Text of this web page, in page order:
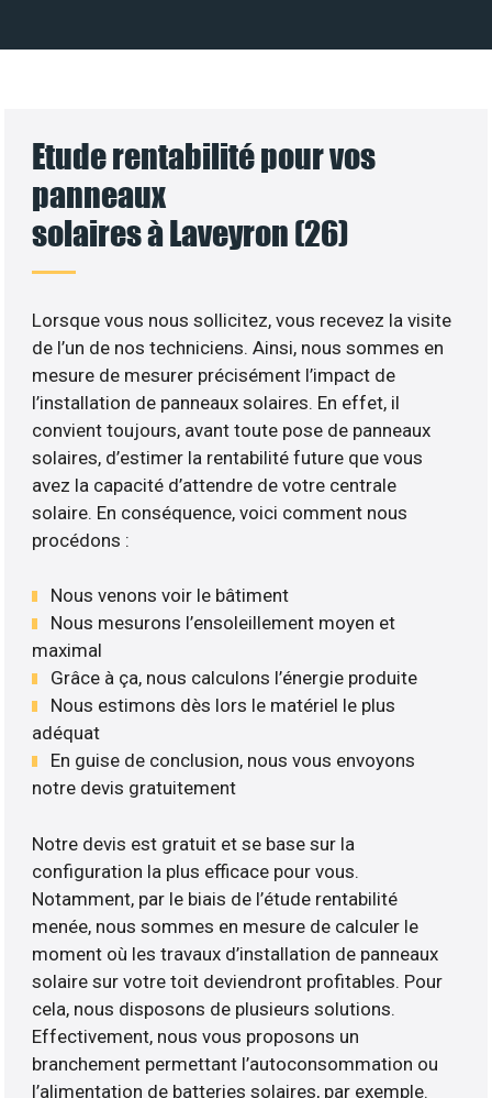
Etude rentabilité pour vos
panneaux
solaires à Laveyron (26)
Lorsque vous nous sollicitez, vous recevez la visite
de l’un de nos techniciens. Ainsi, nous sommes en
mesure de mesurer précisément l’impact de
l’installation de panneaux solaires. En effet, il
convient toujours, avant toute pose de panneaux
solaires, d’estimer la rentabilité future que vous
avez la capacité d’attendre de votre centrale
solaire. En conséquence, voici comment nous
procédons :
Nous venons voir le bâtiment
Nous mesurons l’ensoleillement moyen et
maximal
Grâce à ça, nous calculons l’énergie produite
Nous estimons dès lors le matériel le plus
adéquat
En guise de conclusion, nous vous envoyons
notre devis gratuitement
Notre devis est gratuit et se base sur la
configuration la plus efficace pour vous.
Notamment, par le biais de l’étude rentabilité
menée, nous sommes en mesure de calculer le
moment où les travaux d’installation de panneaux
solaire sur votre toit deviendront profitables. Pour
cela, nous disposons de plusieurs solutions.
Effectivement, nous vous proposons un
branchement permettant l’autoconsommation ou
l’alimentation de batteries solaires, par exemple.